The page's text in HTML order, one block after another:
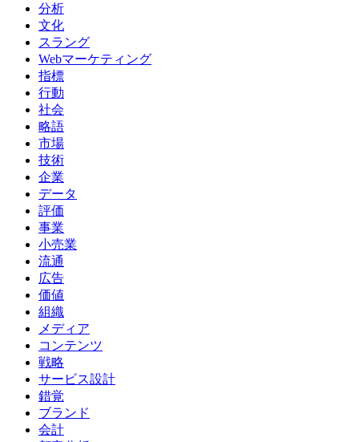
分析
文化
スラング
Webマーケティング
指標
行動
社会
略語
市場
技術
企業
データ
評価
事業
小売業
流通
広告
価値
組織
メディア
コンテンツ
戦略
サービス設計
錯覚
ブランド
会計